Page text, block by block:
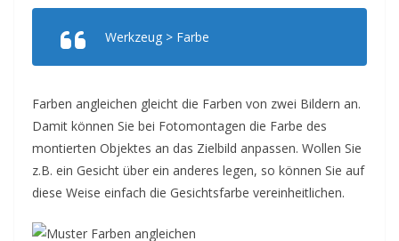
Werkzeug > Farbe
Farben angleichen gleicht die Farben von zwei Bildern an.
Damit können Sie bei Fotomontagen die Farbe des
montierten Objektes an das Zielbild anpassen. Wollen Sie
z.B. ein Gesicht über ein anderes legen, so können Sie auf
diese Weise einfach die Gesichtsfarbe vereinheitlichen.